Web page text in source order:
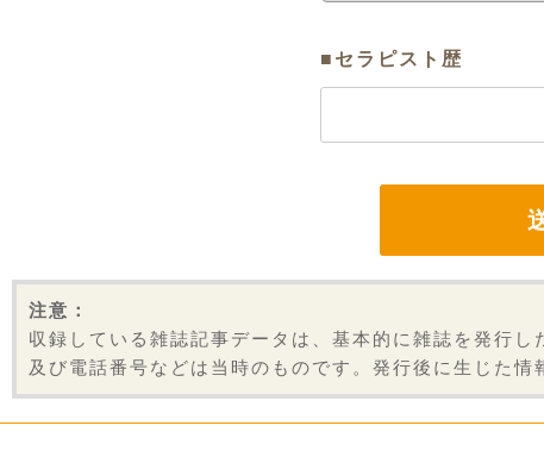
■セラピスト歴
注意：
収録している雑誌記事データは、基本的に雑誌を発行
及び電話番号などは当時のものです。発行後に生じた